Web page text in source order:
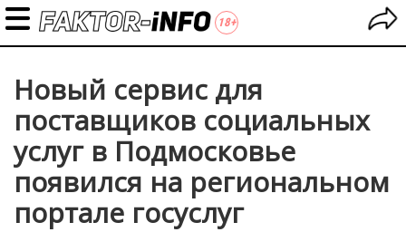
Новый сервис для
поставщиков социальных
услуг в Подмосковье
появился на региональном
портале госуслуг